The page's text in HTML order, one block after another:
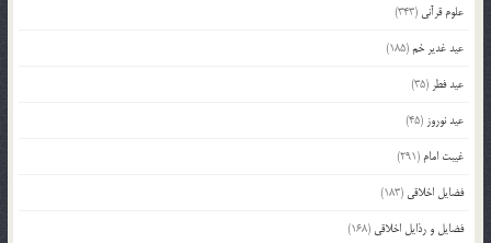
علوم قرآنی (343)
عید غدیر خم(185)
عید فطر (35)
عید نوروز (45)
غیبت امام (291)
فضایل اخلاقی (183)
فضایل و رذایل اخلاقی (168)